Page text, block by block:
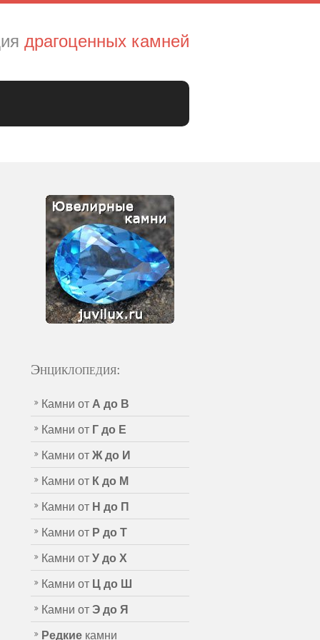
драгоценных камней
Энциклопедия:
Камни от А до В
Камни от Г до Е
Камни от Ж до И
Камни от К до М
Камни от Н до П
Камни от Р до Т
Камни от У до Х
Камни от Ц до Ш
Камни от Э до Я
Редкие камни